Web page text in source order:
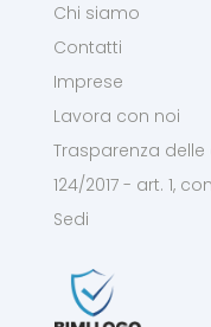
Chi siamo
Contatti
Imprese
Lavora con noi
Trasparenza
124/2017 - art. 1,
Sedi